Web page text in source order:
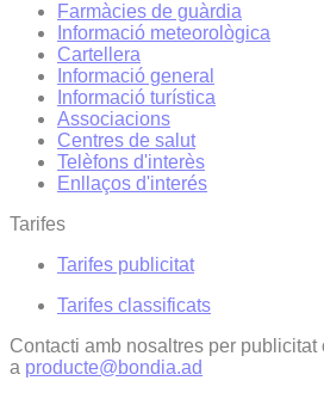
Farmàcies de guàrdia
Informació meteorològica
Cartellera
Informació general
Informació turística
Associacions
Centres de salut
Telèfons d'interès
Enllaços d'interés
Tarifes
Tarifes publicitat
Tarifes classificats
Contacti amb nosaltres per
a producte@bondia.ad